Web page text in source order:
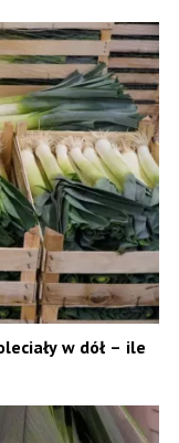
w dół – ile